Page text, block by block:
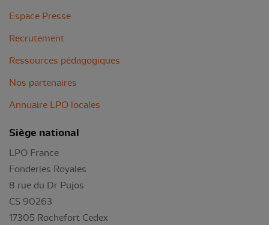
Espace Presse
Recrutement
Ressources pédagogiques
Nos partenaires
Annuaire LPO locales
Siège national
LPO France
Fonderies Royales
8 rue du Dr Pujos
CS 90263
17305 Rochefort Cedex